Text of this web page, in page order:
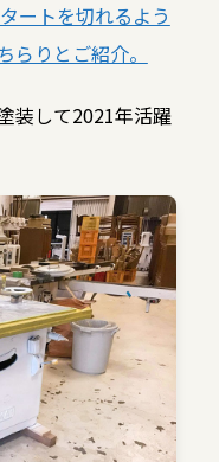
ートを切れるよう
らりとご紹介。
装して2021年活躍